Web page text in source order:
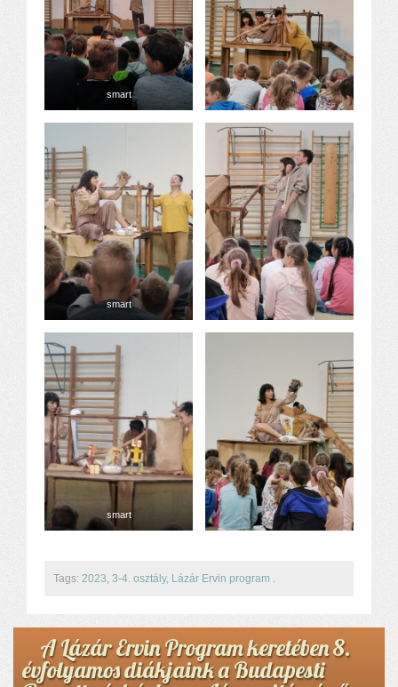
smart
smart
smart
Tags: 2023, 3-4. osztály, Lázár Ervin program .
A Lázár Ervin Program keretében 8.
évfolyamos diákjaink a Budapesti